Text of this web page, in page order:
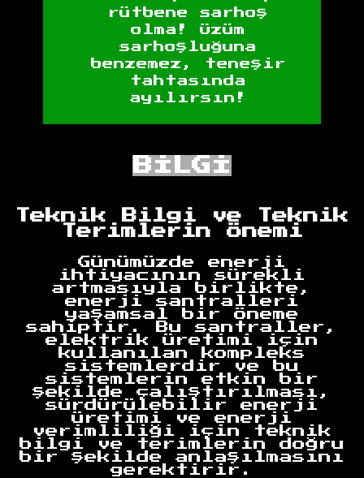
rütbene sarhoş
olma! Üzüm
sarhoşluğuna
benzemez, teneşir
tahtasında
ayılırsın!
BİLGİ
Teknik Bilgi ve Teknik
Terimlerin Önemi
Günümüzde enerji
ihtiyacının sürekli
artmasıyla birlikte,
enerji santralleri
yaşamsal bir öneme
sahiptir. Bu santraller,
elektrik üretimi için
kullanılan kompleks
sistemlerdir ve bu
sistemlerin etkin bir
şekilde çalıştırılması,
sürdürülebilir enerji
üretimi ve enerji
verimliliği için teknik
bilgi ve terimlerin doğru
bir şekilde anlaşılmasını
gerektirir.